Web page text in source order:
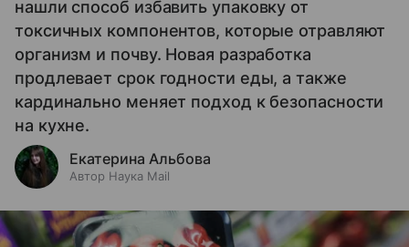
нашли способ избавить упаковку от
токсичных компонентов, которые отравляют
организм и почву. Новая разработка
продлевает срок годности еды, а также
кардинально меняет подход к безопасности
на кухне.
Екатерина Альбова
Автор Наука Mail